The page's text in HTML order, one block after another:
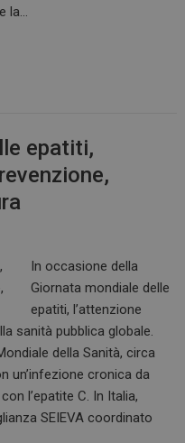
la…
epatiti,
In occasione della
Giornata mondiale delle
epatiti, l’attenzione
sanità pubblica globale.
della Sanità, circa
un’infezione cronica da
l’epatite C. In Italia,
SEIEVA coordinato